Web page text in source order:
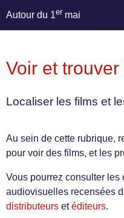
Autour du 1er mai
Voir et
Localiser les films et
Au sein de cette rubrique,
pour voir des films, et les
Vous pourrez consulter les
audiovisuelles recensées
distributeurs etéditeurs.